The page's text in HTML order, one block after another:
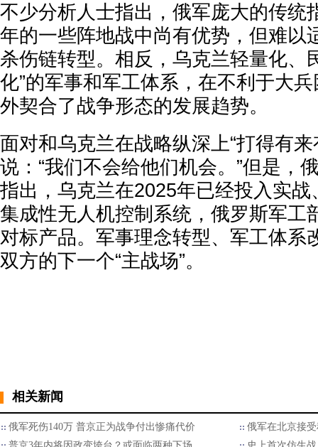
不少分析人士指出，俄军庞大的传统
年的一些阵地战中尚有优势，但难以
杀伤链转型。相反，乌克兰轻量化、
化”的军事和军工体系，在不利于大
外契合了战争形态的发展趋势。
面对和乌克兰在战略纵深上“打得有
说：“我们不会给他们机会。”但是，
指出，乌克兰在2025年已经投入实
集成性无人机控制系统，俄罗斯军工
对标产品。军事理念转型、军工体系
双方的下一个“主战场”。
相关新闻
俄军死伤140万 普京正为战争付出惨痛代价
俄军在北京接